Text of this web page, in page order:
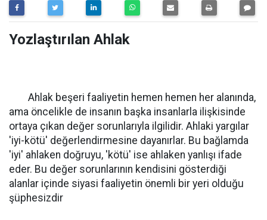
Yozlaştırılan Ahlak
Ahlak beşeri faaliyetin hemen hemen her alanında,
ama öncelikle de insanın başka insanlarla ilişkisinde
ortaya çıkan değer sorunlarıyla ilgilidir. Ahlaki yargılar
'iyi-kötü' değerlendirmesine dayanırlar. Bu bağlamda
'iyi' ahlaken doğruyu, 'kötü' ise ahlaken yanlışı ifade
eder. Bu değer sorunlarının kendisini gösterdiği
alanlar içinde siyasi faaliyetin önemli bir yeri olduğu
şüphesizdir